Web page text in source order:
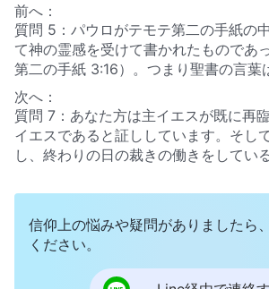
前へ：
質問 5：パウロがテモテ第二の手紙の
て神の霊感を受けて書かれたものであ
第二の手紙 3:16）。つまり聖書の言葉
であり、聖書は主を代弁するというこ
ことは聖書を信じることで、聖書を信
ることです。聖書から逸脱すると主を
ます。主の信仰は聖書にしっかり従う
たとえ終わりの日における全能神の働
次へ：
質問 7：あなた方は主イエスが既に再
イエスであると証ししています。そし
し、終わりの日の裁きの働きをしてい
ているというのが定説です。神様の御
外には存在しません。神様の救いは完
り、聖書は神様を表すものだ。聖書に
るのです。私達の主への信仰は聖書が
脱することは主を否定し裏切ることに
信仰上の悩みや疑問がありましたら
ください。